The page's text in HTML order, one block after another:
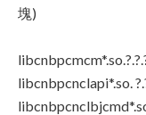
塊)
libcnbpcnclapi*.so.